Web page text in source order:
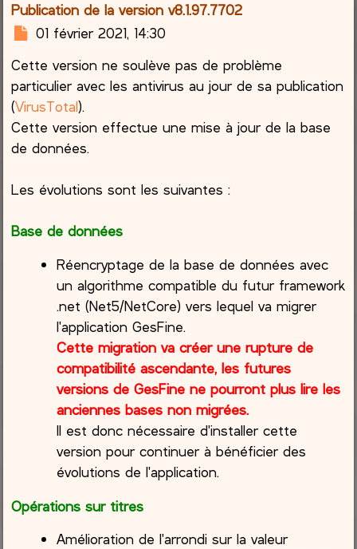
Publication de la version v8.1.97.7702
M
s
s
a
g
e
01 février 2021, 14:30
Cette version ne soulève pas de problème
particulier avec les antivirus au jour de sa publication
(VirusTotal).
Cette version effectue une mise à jour de la base
de données.
Les évolutions sont les suivantes :
Base de données
Réencryptage de la base de données avec
un algorithme compatible du futur framework
.net (Net5/NetCore) vers lequel va migrer
l'application GesFine.
Cette migration va créer une rupture de
compatibilité ascendante, les futures
versions de GesFine ne pourront plus lire les
anciennes bases non migrées.
Il est donc nécessaire d'installer cette
version pour continuer à bénéficier des
évolutions de l'application.
Opérations sur titres
Amélioration de l'arrondi sur la valeur